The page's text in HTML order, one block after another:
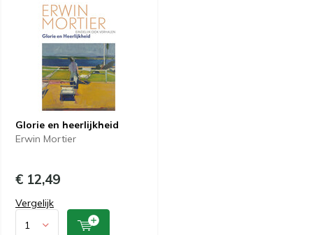
Glorie en heerlijkheid
Erwin Mortier
€ 12,49
Vergelijk